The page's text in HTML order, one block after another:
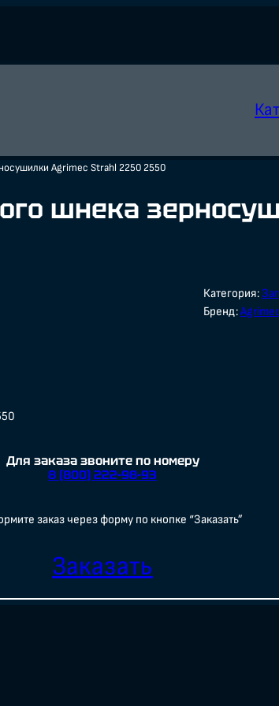
Agrimec Strahl 2250 2550
шнека
Категория:
Бренд:
Для заказа звоните по номеру
8 (800) 222-98-93
заказ через форму по кнопке “Заказать”
Заказать